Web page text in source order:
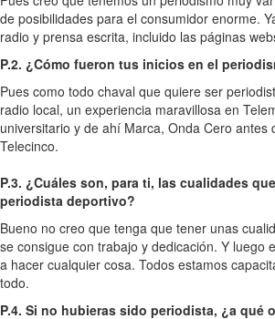
de posibilidades para el consumidor enorme.
radio y prensa escrita, incluido las páginas
P.2. ¿Cómo fueron tus inicios en el
Pues como todo chaval que quiere ser
radio local, un experiencia maravillosa en
universitario y de ahí Marca, Onda Cero antes
Telecinco.
P.3. ¿Cuáles son, para ti, las cualidades
periodista deportivo?
Bueno no creo que tenga que tener unas
se consigue con trabajo y dedicación. Y luego
a hacer cualquier cosa. Todos estamos
todo.
P.4. Si no hubieras sido periodista, ¿a qué